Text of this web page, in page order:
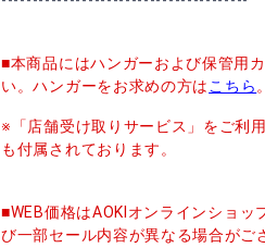
■本商品にはハンガーおよび保管用
い。ハンガーをお求めの方はこちら
※「店舗受け取りサービス」をご利
も付属されております。
■WEB価格はAOKIオンラインショ
び一部セール内容が異なる場合がご